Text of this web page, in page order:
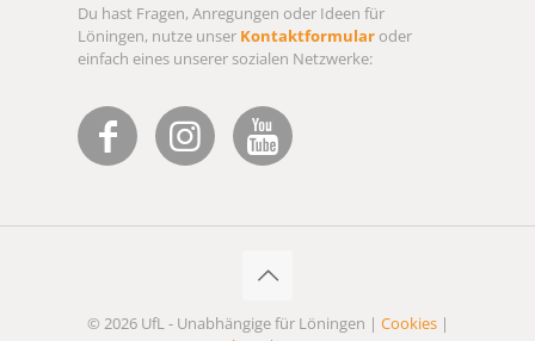
Du hast Fragen, Anregungen oder Ideen für
Löningen, nutze unser Kontaktformular oder
einfach eines unserer sozialen Netzwerke:
© 2026 UfL - Unabhängige für Löningen | Cookies|